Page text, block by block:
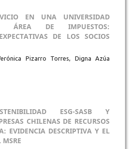
EN UNA UNIVERSIDAD
DE IMPUESTOS:
DE LOS SOCIOS
Pizarro Torres, Digna Azúa
ESG-SASB Y
CHILENAS DE RECURSOS
EVIDENCIA DESCRIPTIVA Y EL